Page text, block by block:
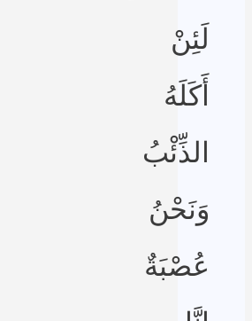
لَئِنْ
أَكَلَهُ
الذِّئْبُ
وَنَحْنُ
عُصْبَةٌ